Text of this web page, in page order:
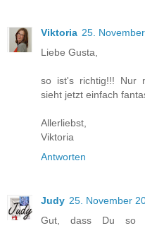
Viktoria 25.
Liebe Gusta,
so ist's richtig!!! Nur
sieht jetzt einfach
Allerliebst,
Viktoria
Antworten
Judy 25. November
Gut, dass Du so